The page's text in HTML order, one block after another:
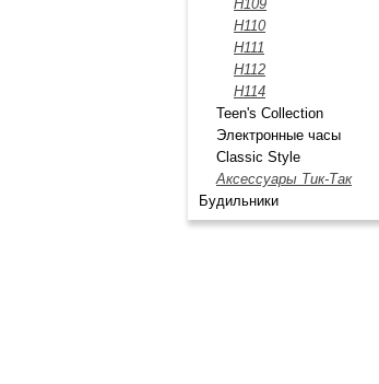
Н109
Н110
Н111
H112
Н114
Teen's Collection
Электронные часы
Classic Style
Аксессуары Тик-Так
Будильники